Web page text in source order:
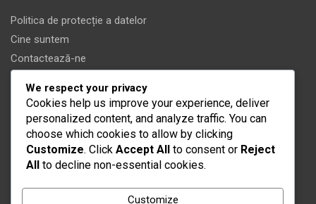
Politica de protecție a datelor
Cine suntem
Contactează-ne
Termeni de utilizare
Categorii
Coduri promoționale War Robots
We respect your privacy
Cookies help us improve your experience, deliver
personalized content, and analyze traffic. You can
choose which cookies to allow by clicking
Customize. Click Accept All to consent or Reject
All to decline non-essential cookies.
Customize